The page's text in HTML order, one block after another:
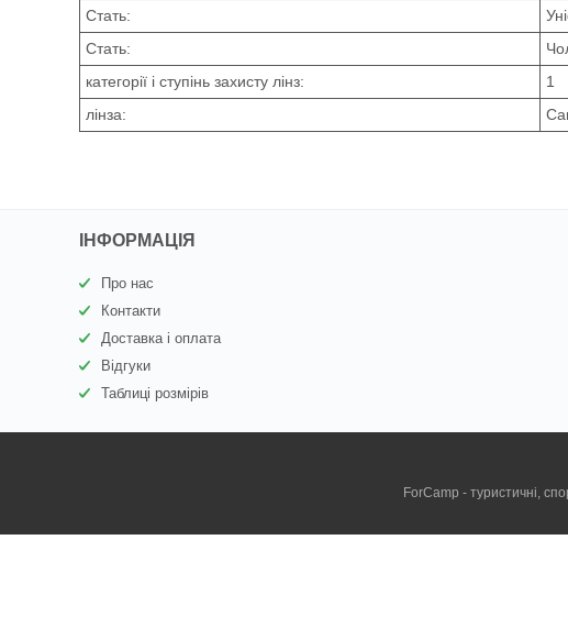
Стать:
Стать:
категорії і ступінь захисту лінз:
1
лінза:
ІНФОРМАЦІЯ
Про нас
Контакти
Доставка і оплата
Відгуки
Таблиці розмірів